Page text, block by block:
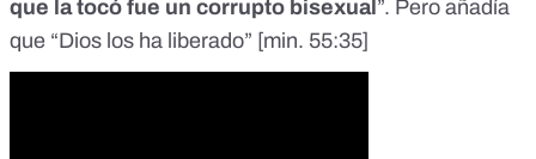
que la tocó fue un corrupto bisexual ”. Pero añadía
que “Dios los ha liberado” [min. 55:35]